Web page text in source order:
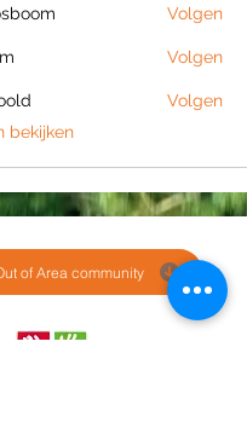
Volgen
Volgen
Volgen
bekijken
of Area community